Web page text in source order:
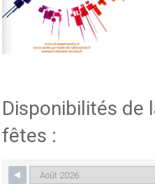
Disponibilités de
fêtes :